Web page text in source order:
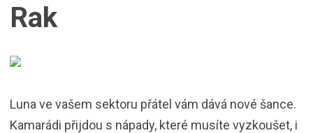
Rak
Luna ve vašem sektoru přátel vám dává nové šance.
Kamarádi přijdou s nápady, které musíte vyzkoušet, i